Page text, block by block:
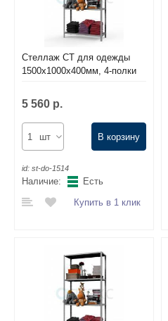
Стеллаж СТ для одежды
1500х1000х400мм, 4-полки
5 560 р.
шт В корзину
id: st-do-1514
Наличие:
Есть
Купить в 1 клик